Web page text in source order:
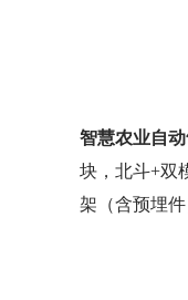
智慧农业自
块，北斗+双
架（含预埋件